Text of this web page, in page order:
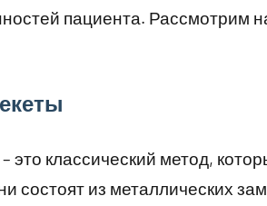
пациента. Рассмотрим
это классический метод,
состоят из металлических